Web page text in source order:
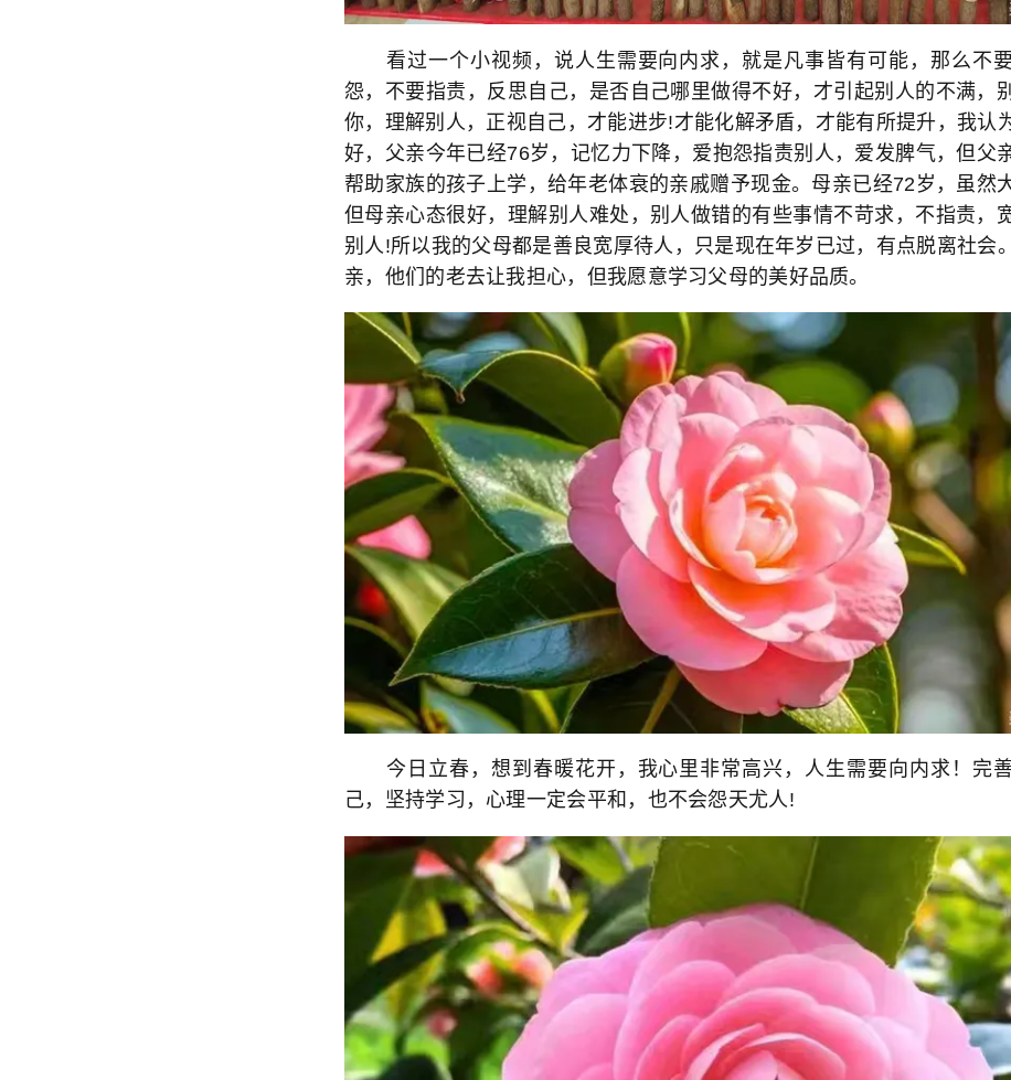
看过一个小视频，说人生需要向内求，就是凡事皆有可能，那么不
怨，不要指责，反思自己，是否自己哪里做得不好，才引起别人的不满，
你，理解别人，正视自己，才能进步!才能化解矛盾，才能有所提升，我认
好，父亲今年已经76岁，记忆力下降，爱抱怨指责别人，爱发脾气，但父
帮助家族的孩子上学，给年老体衰的亲戚赠予现金。母亲已经72岁，虽然
但母亲心态很好，理解别人难处，别人做错的有些事情不苛求，不指责，
别人!所以我的父母都是善良宽厚待人，只是现在年岁已过，有点脱离社会
亲，他们的老去让我担心，但我愿意学习父母的美好品质。
今日立春，想到春暖花开，我心里非常高兴，人生需要向内求！完
己，坚持学习，心理一定会平和，也不会怨天尤人!